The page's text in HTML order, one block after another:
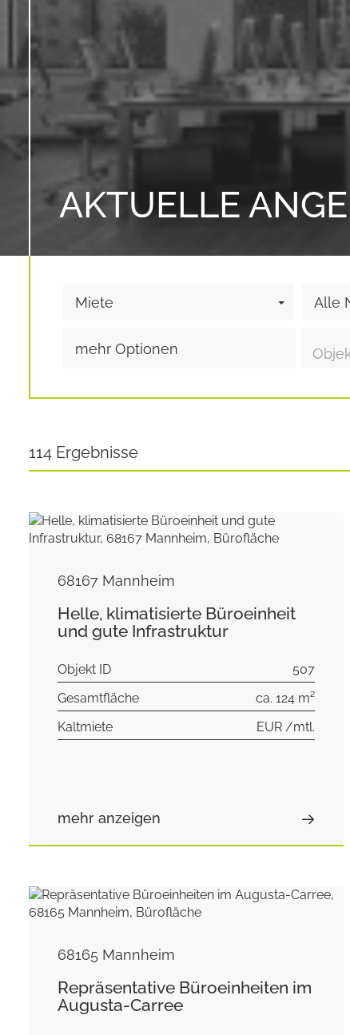
AKTUELLE
Miete Alle
mehr Optionen
114 Ergebnisse
68167 Mannheim
Helle, klimatisierte Büroeinheit
und gute Infrastruktur
Objekt ID
507
Gesamtfläche
ca. 124 m²
Kaltmiete
EUR /mtl.
mehr anzeigen
68165 Mannheim
Repräsentative Büroeinheiten im
Augusta-Carree